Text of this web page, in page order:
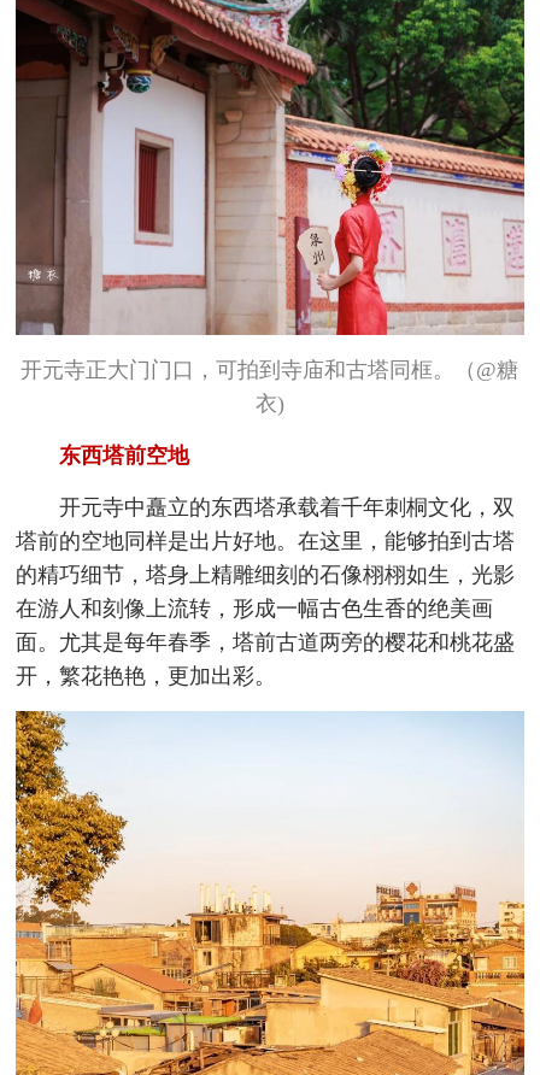
开元寺正大门门口，可拍到寺庙和古塔同框。（@糖
衣)
东西塔前空地
开元寺中矗立的东西塔承载着千年刺桐文化，双
塔前的空地同样是出片好地。在这里，能够拍到古塔
的精巧细节，塔身上精雕细刻的石像栩栩如生，光影
在游人和刻像上流转，形成一幅古色生香的绝美画
面。尤其是每年春季，塔前古道两旁的樱花和桃花盛
开，繁花艳艳，更加出彩。